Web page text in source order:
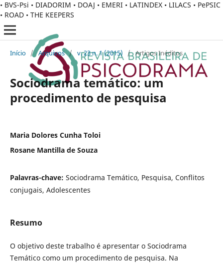
• BVS-Psi • DIADORIM • DOAJ • EMERI • LATINDEX • LILACS • PePSIC
• ROAD • THE KEEPERS
Início / Arquivos / v. 23 n. 1 (2015) / Artigos Inéditos
Sociodrama temático: um
procedimento de pesquisa
Maria Dolores Cunha Toloi
Rosane Mantilla de Souza
Palavras-chave: Sociodrama Temático, Pesquisa, Conflitos
conjugais, Adolescentes
Resumo
O objetivo deste trabalho é apresentar o Sociodrama
Temático como um procedimento de pesquisa. Na